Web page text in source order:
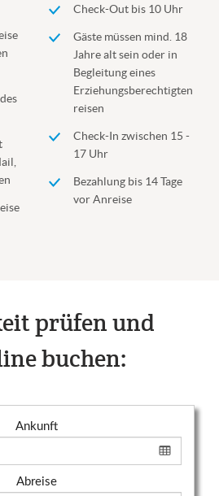
Check-Out bis 10 Uhr
Gäste müssen mind. 18
Jahre alt sein oder in
Begleitung eines
Erziehungsberechtigten
reisen
Check-In zwischen 15 -
17 Uhr
Bezahlung bis 14 Tage
vor Anreise
prüfen und
buchen:
Ankunft
Abreise